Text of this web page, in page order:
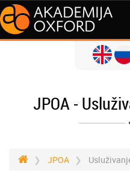
JPOA -
JPOA